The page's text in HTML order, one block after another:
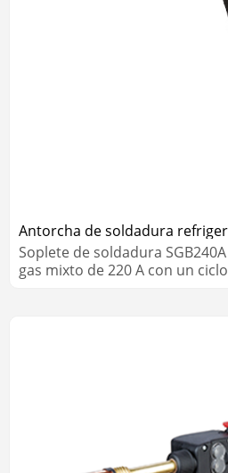
Antorcha de soldadura
Soplete de soldadura
gas mixto de 220 A con un